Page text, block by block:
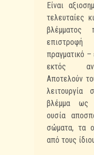
Είναι
τελευταίες
πραγματικό –
εκτός
Αποτελούν
λειτουργία
βλέμμα ως
ουσία
σώματα, τα
από τους